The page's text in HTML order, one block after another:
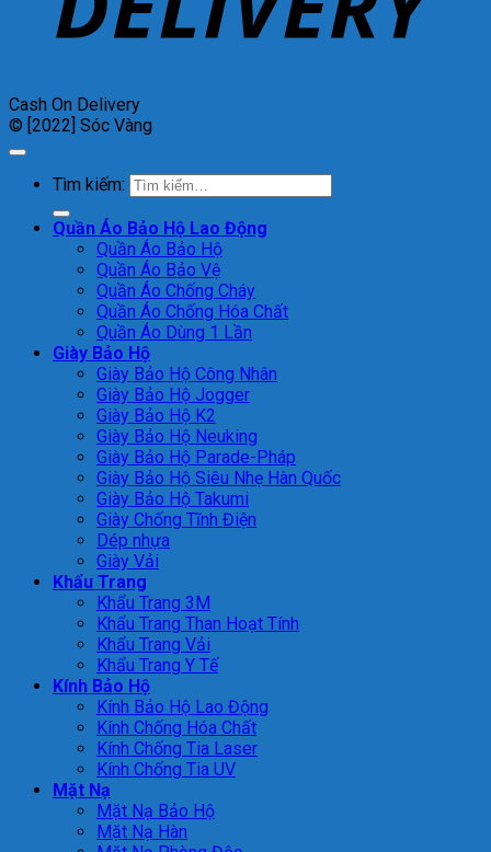
Cash On Delivery
© [2022] Sóc Vàng
Tìm kiếm:
Quần Áo Bảo Hộ Lao Động
Quần Áo Bảo Hộ
Quần Áo Bảo Vệ
Quần Áo Chống Cháy
Quần Áo Chống Hóa Chất
Quần Áo Dùng 1 Lần
Giày Bảo Hộ
Giày Bảo Hộ Công Nhân
Giày Bảo Hộ Jogger
Giày Bảo Hộ K2
Giày Bảo Hộ Neuking
Giày Bảo Hộ Parade-Pháp
Giày Bảo Hộ Siêu Nhẹ Hàn Quốc
Giày Bảo Hộ Takumi
Giày Chống Tĩnh Điện
Dép nhựa
Giày Vải
Khẩu Trang
Khẩu Trang 3M
Khẩu Trang Than Hoạt Tính
Khẩu Trang Vải
Khẩu Trang Y Tế
Kính Bảo Hộ
Kính Bảo Hộ Lao Động
Kính Chống Hóa Chất
Kính Chống Tia Laser
Kính Chống Tia UV
Mặt Nạ
Mặt Nạ Bảo Hộ
Mặt Nạ Hàn